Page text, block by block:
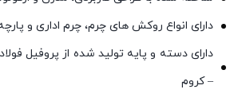
دارای انواع روکش های چرم، چرم اداری و
دارای دسته و پایه تولید شده از پروفیل
– کروم